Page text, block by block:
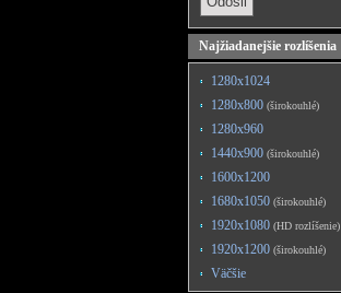
Najžiadanejšie rozlíšenia
1280x1024
1280x800 (širokouhlé)
1280x960
1440x900 (širokouhlé)
1600x1200
1680x1050 (širokouhlé)
1920x1080 (HD rozlíšenie)
1920x1200 (širokouhlé)
Väčšie